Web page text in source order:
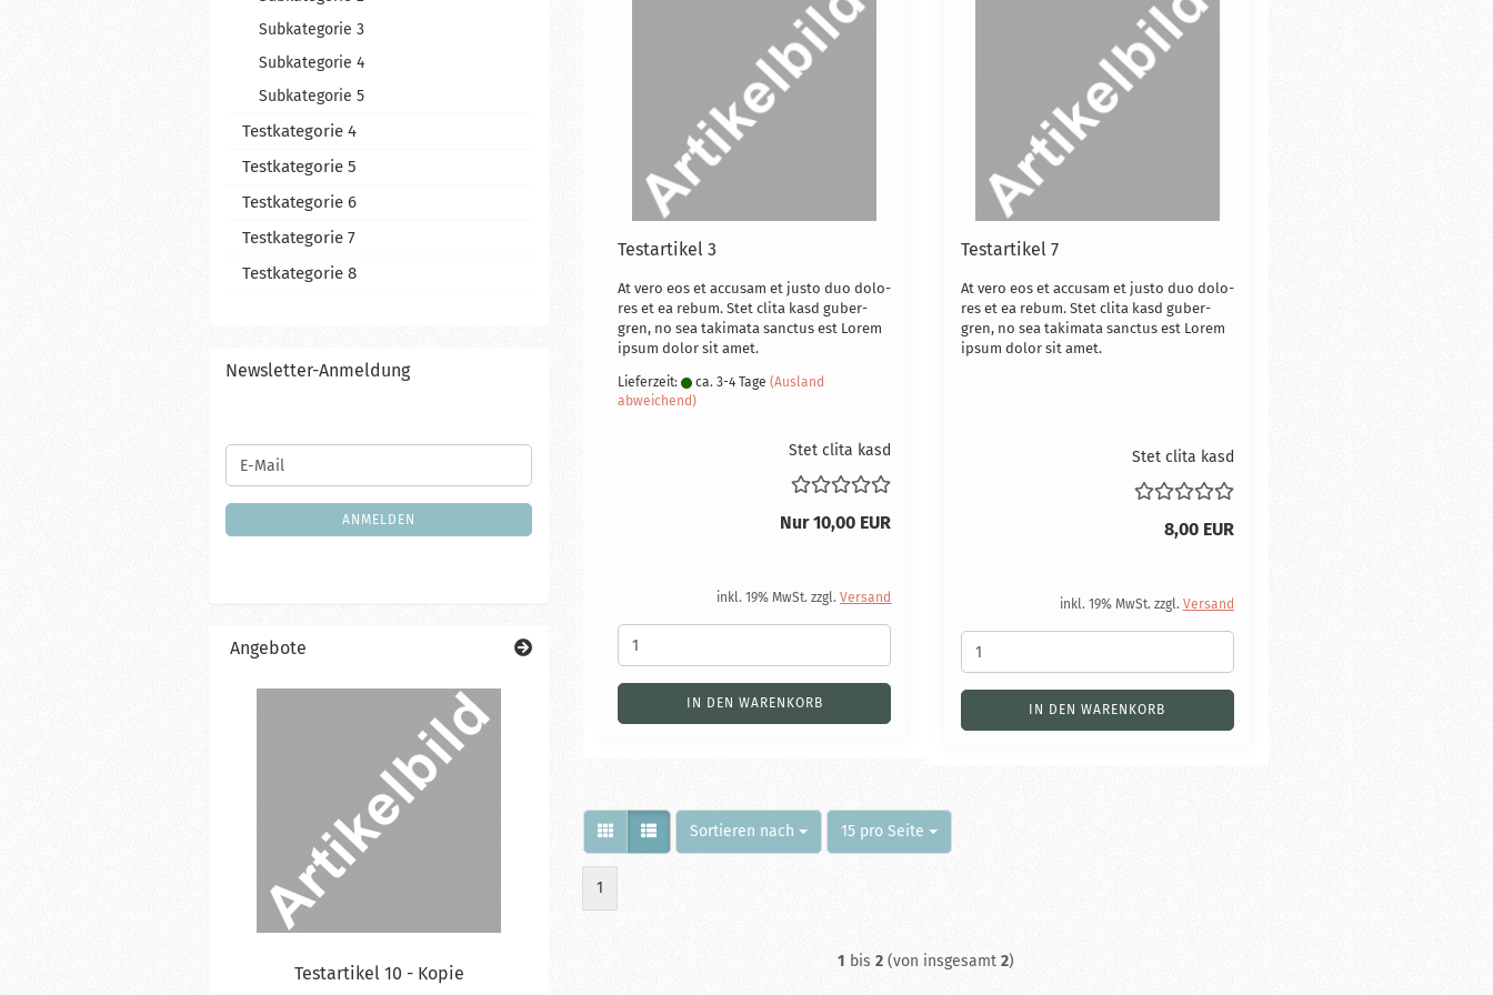
Te­st­ar­ti­kel 3
At vero eos et ac­cu­sam et justo duo do­lo­
res et ea rebum. Stet clita kasd gu­ber­
gren, no sea ta­ki­ma­ta sanc­tus est Lorem
ipsum dolor sit amet.
Lieferzeit: ca. 3-4 Tage (Ausland
abweichend)
Stet clita kasd
Nur 10,00 EUR
inkl. 19% MwSt. zzgl.Versand
IN DEN WARENKORB
Te­st­ar­ti­kel 7
At vero eos et ac­cu­sam et justo duo do­lo­
res et ea rebum. Stet clita kasd gu­ber­
gren, no sea ta­ki­ma­ta sanc­tus est Lorem
ipsum dolor sit amet.
Stet clita kasd
8,00 EUR
inkl. 19% MwSt. zzgl. Versand
IN DEN WARENKORB
Sortieren nach
Sortieren nach 15 pro Seite
pro Seite
1
1 bis2 (von insgesamt2)
Subkategorie 3
Subkategorie 4
Subkategorie 5
Testkategorie 4
Testkategorie 5
Testkategorie 6
Testkategorie 7
Testkategorie 8
Newsletter-Anmeldung
WEITER
ZUR
E-
Mail
ANMELDEN
Angebote
Te­st­ar­ti­kel 10 - Kopie